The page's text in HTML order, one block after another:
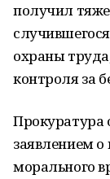
получил
охраны
контроля за
Прокуратура
заявлением
морального